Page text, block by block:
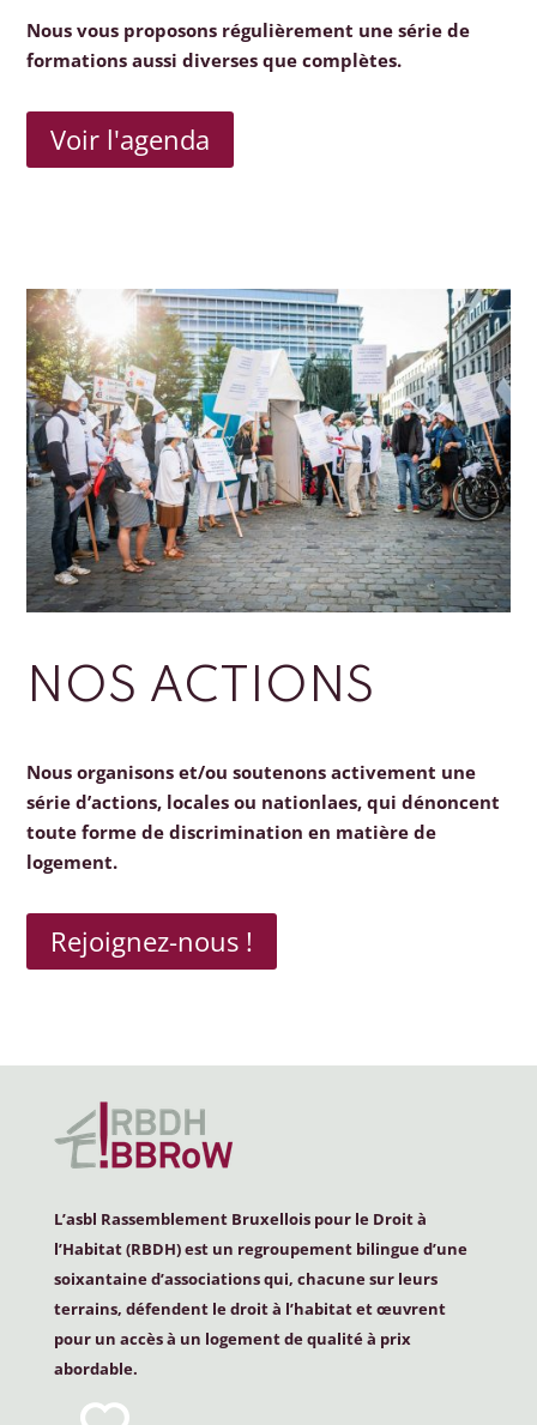
Nous vous proposons régulièrement une série de
formations aussi diverses que complètes.
Voir l'agenda
NOS ACTIONS
Nous organisons et/ou soutenons activement une
série d’actions, locales ou nationlaes, qui dénoncent
toute forme de discrimination en matière de
logement.
Rejoignez-nous !
L’asbl Rassemblement Bruxellois pour le Droit à
l’Habitat (RBDH) est un regroupement bilingue d’une
soixantaine d’associations qui, chacune sur leurs
terrains, défendent le droit à l’habitat et œuvrent
pour un accès à un logement de qualité à prix
abordable.